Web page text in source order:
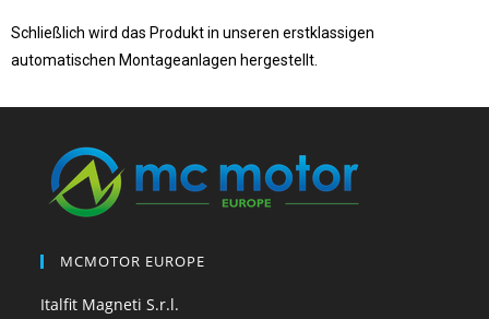
Schließlich wird das Produkt in unseren erstklassigen
automatischen Montageanlagen hergestellt.
MCMOTOR EUROPE
Italfit Magneti S.r.l.